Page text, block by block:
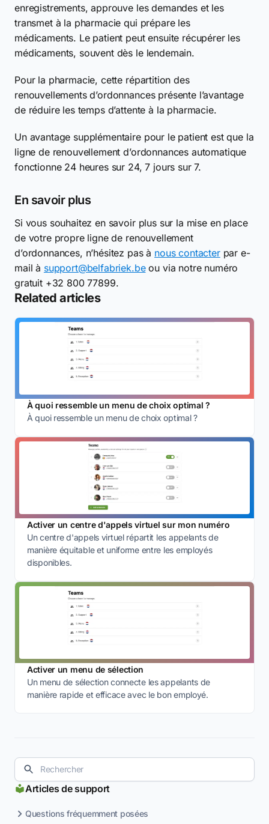
Articles de support
Questions fréquemment posées
enregistrements, approuve les demandes et les
transmet à la pharmacie qui prépare les
médicaments. Le patient peut ensuite récupérer les
médicaments, souvent dès le lendemain.
Pour la pharmacie, cette répartition des
renouvellements d’ordonnances présente l’avantage
de réduire les temps d’attente à la pharmacie.
Un avantage supplémentaire pour le patient est que la
ligne de renouvellement d’ordonnances automatique
fonctionne 24 heures sur 24, 7 jours sur 7.
En savoir plus
Si vous souhaitez en savoir plus sur la mise en place
de votre propre ligne de renouvellement
d’ordonnances, n’hésitez pas à nous contacterpar e-
mail à support@belfabriek.beou via notre numéro
gratuit +32 800 77899.
Related articles
À quoi ressemble un menu de choix optimal ?
À quoi ressemble un menu de choix optimal ?
Activer un centre d'appels virtuel sur mon numéro
Un centre d'appels virtuel répartit les appelants de
manière équitable et uniforme entre les employés
disponibles.
Activer un menu de sélection
Un menu de sélection connecte les appelants de
manière rapide et efficace avec le bon employé.